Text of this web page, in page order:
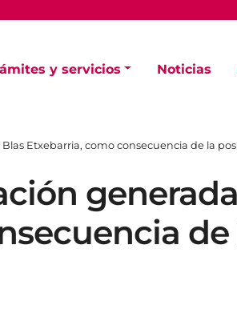
y servicios Noticias
Etxebarria, como consecuencia de la